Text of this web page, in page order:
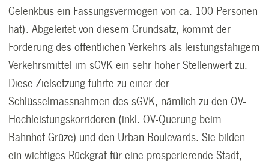
Gelenkbus ein Fassungsvermögen von ca. 100 Personen
hat). Abgeleitet von diesem Grundsatz, kommt der
Förderung des öffentlichen Verkehrs als leistungsfähigem
Verkehrsmittel im sGVK ein sehr hoher Stellenwert zu.
Diese Zielsetzung führte zu einer der
Schlüsselmassnahmen des sGVK, nämlich zu den ÖV-
Hochleistungskorridoren (inkl. ÖV-Querung beim
Bahnhof Grüze) und den Urban Boulevards. Sie bilden
ein wichtiges Rückgrat für eine prosperierende Stadt,